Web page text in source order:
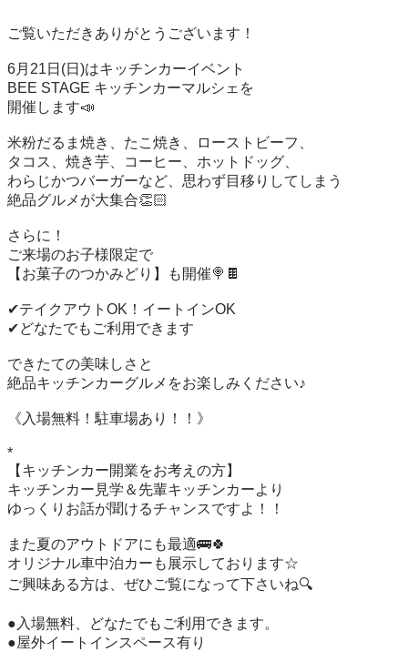
ご覧いただきありがとうございます！
6月21日(日)はキッチンカーイベント
BEE STAGE キッチンカーマルシェを
開催します📣
米粉だるま焼き、たこ焼き、ローストビーフ、
タコス、焼き芋、コーヒー、ホットドッグ、
わらじかつバーガーなど、思わず目移りしてしまう
絶品グルメが大集合👏🏻
さらに！
ご来場のお子様限定で
【お菓子のつかみどり】も開催🍭🍫
✔︎テイクアウトOK！イートインOK
✔︎どなたでもご利用できます
できたての美味しさと
絶品キッチンカーグルメをお楽しみください♪
《入場無料！駐車場あり！！》
*
【キッチンカー開業をお考えの方】
キッチンカー見学＆先輩キッチンカーより
ゆっくりお話が聞けるチャンスですよ！！
また夏のアウトドアにも最適🚌🍀
オリジナル車中泊カーも展示しております☆
ご興味ある方は、ぜひご覧になって下さいね🔍
●入場無料、どなたでもご利用できます。
●屋外イートインスペース有り